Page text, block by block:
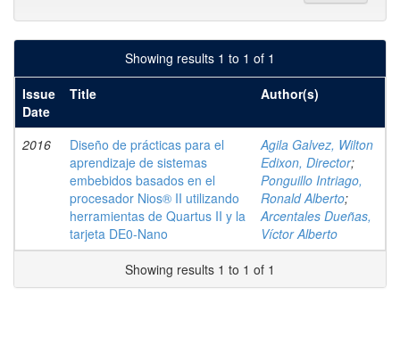
Showing results 1 to 1 of 1
Issue
Date
Title Author(s)
2016
Diseño de prácticas para el
aprendizaje de sistemas
embebidos basados en el
procesador Nios® II utilizando
herramientas de Quartus II y la
tarjeta DE0-Nano
Agila Galvez, Wilton
Edixon, Director;
Ponguillo Intriago,
Ronald Alberto;
Arcentales Dueñas,
Víctor Alberto
Showing results 1 to 1 of 1